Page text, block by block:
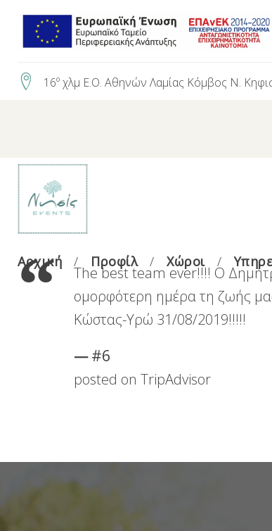
Skip
16º χλμ Ε.Ο. Αθηνών Λαμίας Κόμβος Ν.
Αρχική Προφίλ Χώροι
The best team ever!!!! Ο
ομορφότερη ημέρα τη ζωής
Κώστας-Υρώ 31/08/2019!!!!!
#6
posted on TripAdvisor